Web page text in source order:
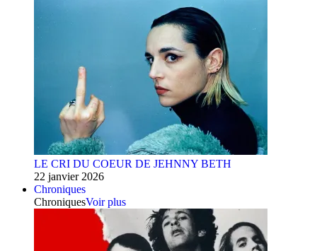
LE CRI DU COEUR DE JEHNNY BETH
22 janvier 2026
Chroniques
ChroniquesVoir plus